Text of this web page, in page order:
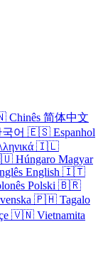
Chinês 简体中文
어 🇪🇸 Espanhol
🇮🇱
Húngaro Magyar
English 🇮🇹
Polski 🇧🇷
🇵🇭 Tagalo
🇻🇳 Vietnamita